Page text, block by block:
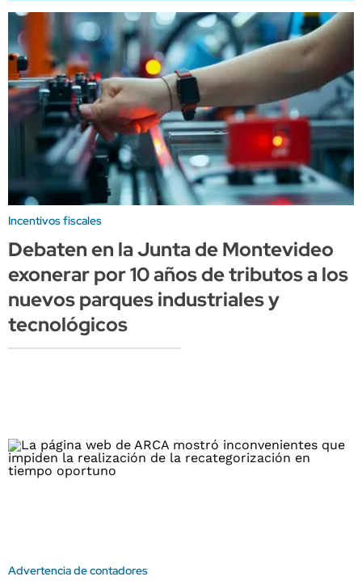
Incentivos fiscales
Debaten en la Junta de Montevideo
exonerar por 10 años de tributos a los
nuevos parques industriales y
tecnológicos
Advertencia de contadores